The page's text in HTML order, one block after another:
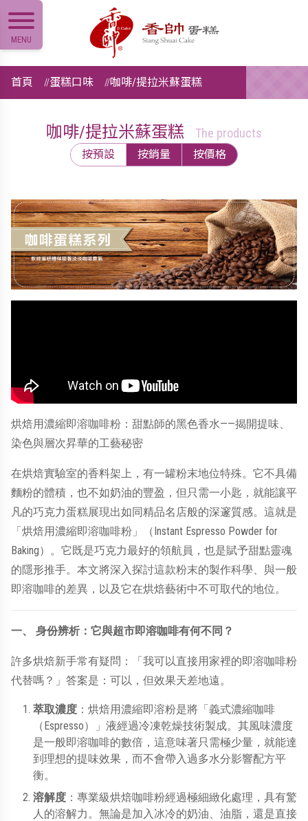
MENU
首頁 蛋糕口味 咖啡/提拉米蘇蛋糕
咖啡/提拉米蘇蛋糕 The products
按預設 按銷量 按價格
烘焙用濃縮即溶咖啡粉：甜點師的黑色香水——揭開提味、
染色與層次昇華的工藝秘密
在烘焙實驗室的香料架上，有一罐粉末地位特殊。它不具備
麵粉的體積，也不如奶油的豐盈，但只需一小匙，就能讓平
凡的巧克力蛋糕展現出如同精品名店般的深邃質感。這就是
「烘焙用濃縮即溶咖啡粉」（ Instant Espresso Powder for
Baking）。它既是巧克力最好的領航員，也是賦予甜點靈魂
的隱形推手。本文將深入探討這款粉末的製作科學、與一般
即溶咖啡的差異，以及它在烘焙藝術中不可取代的地位。
一、 身份辨析：它與超市即溶咖啡有何不同？
許多烘焙新手常有疑問：「我可以直接用家裡的即溶咖啡粉
代替嗎？」答案是：可以，但效果天差地遠。
萃取濃度 ：烘焙用濃縮即溶粉是將「義式濃縮咖啡
（ Espresso）」液經過冷凍乾燥技術製成。其風味濃度
是一般即溶咖啡的數倍，這意味著只需極少量，就能達
到理想的提味效果，而不會帶入過多水分影響配方平
衡。
溶解度 ：專業級烘焙咖啡粉經過極細緻化處理，具有驚
人的溶解力。無論是加入冰冷的奶油、油脂，還是直接